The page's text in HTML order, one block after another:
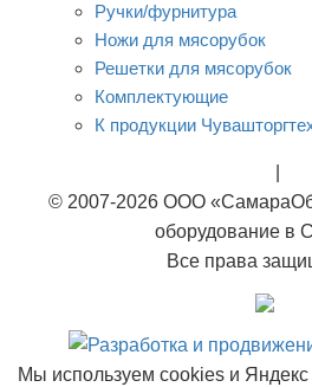
Ручки/фурнитура
Ножи для мясорубок
Решетки для мясорубок
Комплектующие
К продукции
© 2007-2026 ООО
оборудование в
Все права
Мы используем cookies и Яндекс